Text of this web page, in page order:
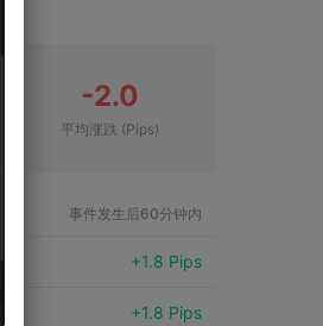
-2.0
平均涨跌 (Pips)
事件发生后60分钟内
+1.8 Pips
+1.8 Pips